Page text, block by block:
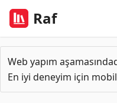
Raf
Web yapım
En iyi deneyim için